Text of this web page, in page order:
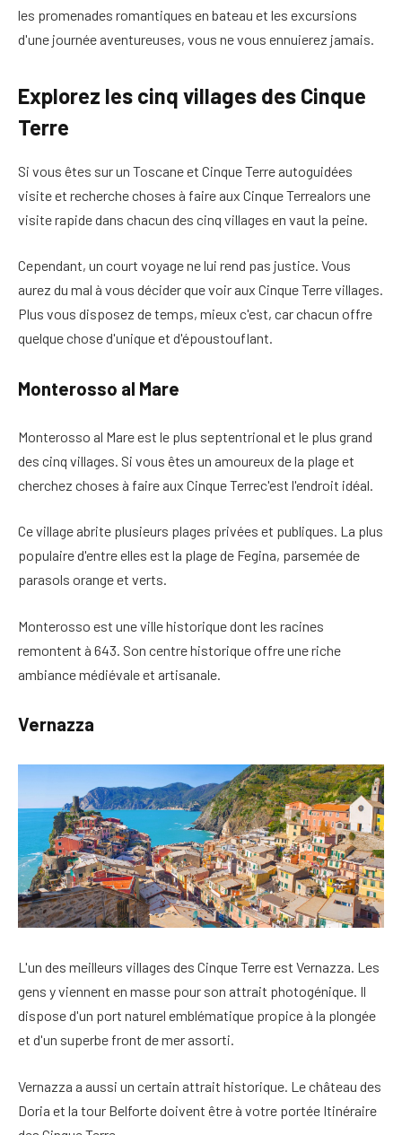
les promenades romantiques en bateau et les excursions
d'une journée aventureuses, vous ne vous ennuierez jamais.
Explorez les cinq villages des Cinque
Terre
Si vous êtes sur un Toscane et Cinque Terre autoguidées
visite et recherchechoses à faire aux Cinque Terrealors une
visite rapide dans chacun des cinq villages en vaut la peine.
Cependant, un court voyage ne lui rend pas justice. Vous
aurez du mal à vous déciderque voir aux Cinque Terrevillages.
Plus vous disposez de temps, mieux c'est, carchacun offre
quelque chose d'unique et d'époustouflant.
Monterosso al Mare
Monterosso al Mare est le plus septentrional et le plus grand
des cinq villages . Si vous êtes un amoureux de la plage et
cherchez choses à faire aux Cinque Terrec'est l'endroit idéal.
Ce village abrite plusieurs plages privées et publiques. La plus
populaire d'entre elles est la plage de Fegina, parsemée de
parasols orange et verts.
Monterosso est une ville historique dont les racines
remontent à 643. Son centre historique offreune riche
ambiance médiévale et artisanale
Vernazza
L'un des meilleurs villages des Cinque Terreest Vernazza. Les
gens y viennent en masse pour son attrait photogénique. Il
dispose d'un port naturel emblématique propice à la plongée
et d'un superbe front de mer assorti.
Vernazza a aussi un certain attrait historique. Le château des
Doria et la tour Belforte doivent être à votre portée Itinéraire